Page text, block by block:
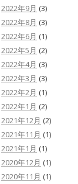
2022年9月 (3)
2022年8月 (3)
2022年6月 (1)
2022年5月 (2)
2022年4月 (3)
2022年3月 (3)
2022年2月 (1)
2022年1月 (2)
2021年12月 (2)
2021年11月 (1)
2021年1月 (1)
2020年12月 (1)
2020年11月 (1)